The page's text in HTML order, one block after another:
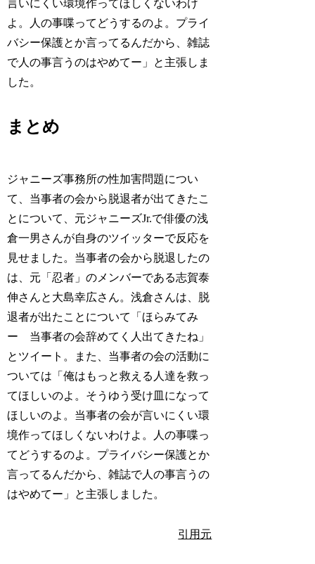
言いにくい環境作ってほしくないわけ
よ。人の事喋ってどうするのよ。プライ
バシー保護とか言ってるんだから、雑誌
で人の事言うのはやめてー」と主張しま
した。
まとめ
ジャニーズ事務所の性加害問題につい
て、当事者の会から脱退者が出てきたこ
とについて、元ジャニーズJr.で俳優の浅
倉一男さんが自身のツイッターで反応を
見せました。当事者の会から脱退したの
は、元「忍者」のメンバーである志賀泰
伸さんと大島幸広さん。浅倉さんは、脱
退者が出たことについて「ほらみてみ
ー 当事者の会辞めてく人出てきたね」
とツイート。また、当事者の会の活動に
ついては「俺はもっと救える人達を救っ
てほしいのよ。そうゆう受け皿になって
ほしいのよ。当事者の会が言いにくい環
境作ってほしくないわけよ。人の事喋っ
てどうするのよ。プライバシー保護とか
言ってるんだから、雑誌で人の事言うの
はやめてー」と主張しました。
引用元